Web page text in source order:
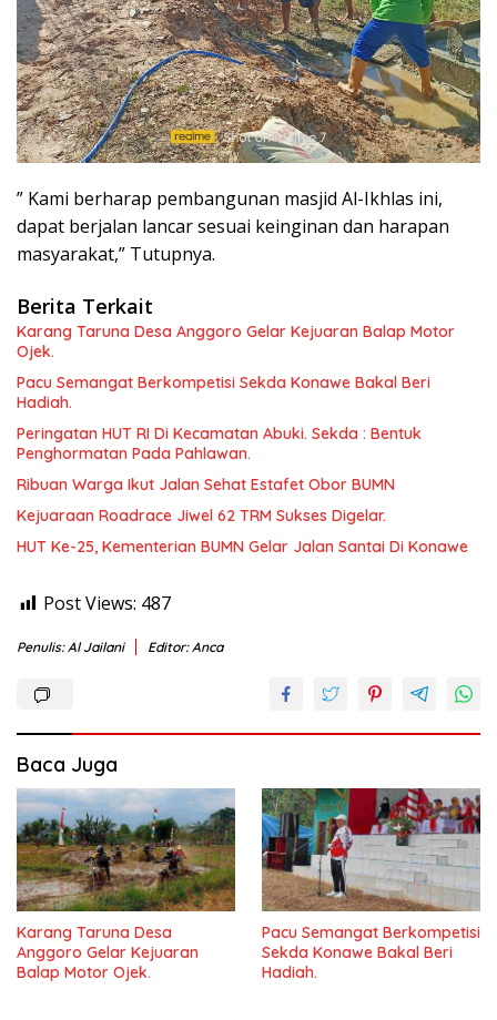
” Kami berharap pembangunan masjid Al-Ikhlas ini,
dapat berjalan lancar sesuai keinginan dan harapan
masyarakat,” Tutupnya.
Berita Terkait
Karang Taruna Desa Anggoro Gelar Kejuaran Balap Motor
Ojek.
Pacu Semangat Berkompetisi Sekda Konawe Bakal Beri
Hadiah.
Peringatan HUT RI Di Kecamatan Abuki. Sekda : Bentuk
Penghormatan Pada Pahlawan.
Ribuan Warga Ikut Jalan Sehat Estafet Obor BUMN
Kejuaraan Roadrace Jiwel 62 TRM Sukses Digelar.
HUT Ke-25, Kementerian BUMN Gelar Jalan Santai Di Konawe
Post Views: 487
Penulis: Al Jailani Editor: Anca
Baca Juga
Karang Taruna Desa
Anggoro Gelar Kejuaran
Balap Motor Ojek.
Pacu Semangat Berkompetisi
Sekda Konawe Bakal Beri
Hadiah.